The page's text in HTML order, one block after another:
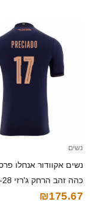
נשים
קצרה
₪175.67